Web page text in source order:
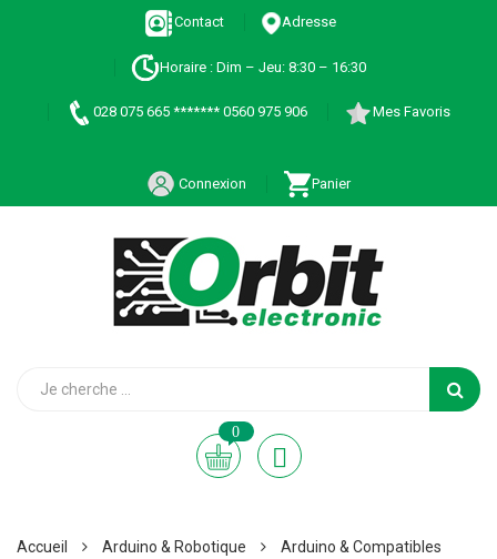
Contact Adresse
Horaire : Dim – Jeu: 8:30 – 16:30
028 075 665 ******* 0560 975 906 Mes Favoris
Connexion Panier
0
Accueil Arduino & Robotique
Arduino & Compatibles